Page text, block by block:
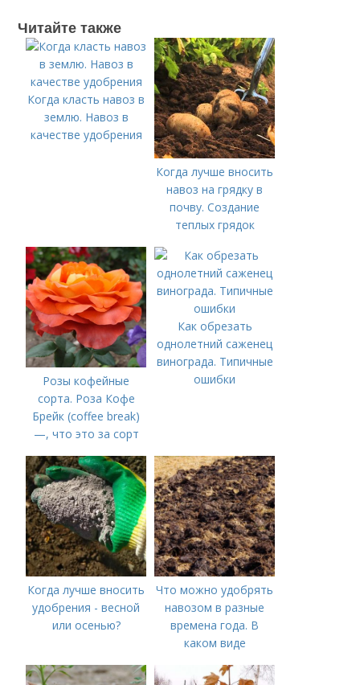
Читайте также
Когда класть навоз в
землю. Навоз в
качестве удобрения
Когда лучше вносить
навоз на грядку в
почву. Создание
теплых грядок
Розы кофейные
сорта. Роза Кофе
Брейк (coffee break)
—, что это за сорт
Как обрезать
однолетний саженец
винограда. Типичные
ошибки
Когда лучше вносить
удобрения - весной
или осенью?
Что можно удобрять
навозом в разные
времена года. В
каком виде